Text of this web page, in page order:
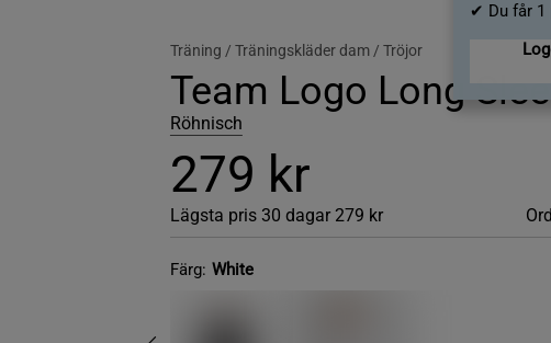
✔ Du får 1
Träning / Träningskläder dam / Tröjor
Team Logo Long
Röhnisch
279 kr
Lägsta pris 30 dagar 279 kr
Färg: White